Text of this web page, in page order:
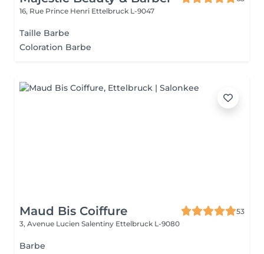
16, Rue Prince Henri Ettelbruck L-9047
Taille Barbe
Coloration Barbe
Maud Bis Coiffure
53
3, Avenue Lucien Salentiny Ettelbruck L-9080
Barbe